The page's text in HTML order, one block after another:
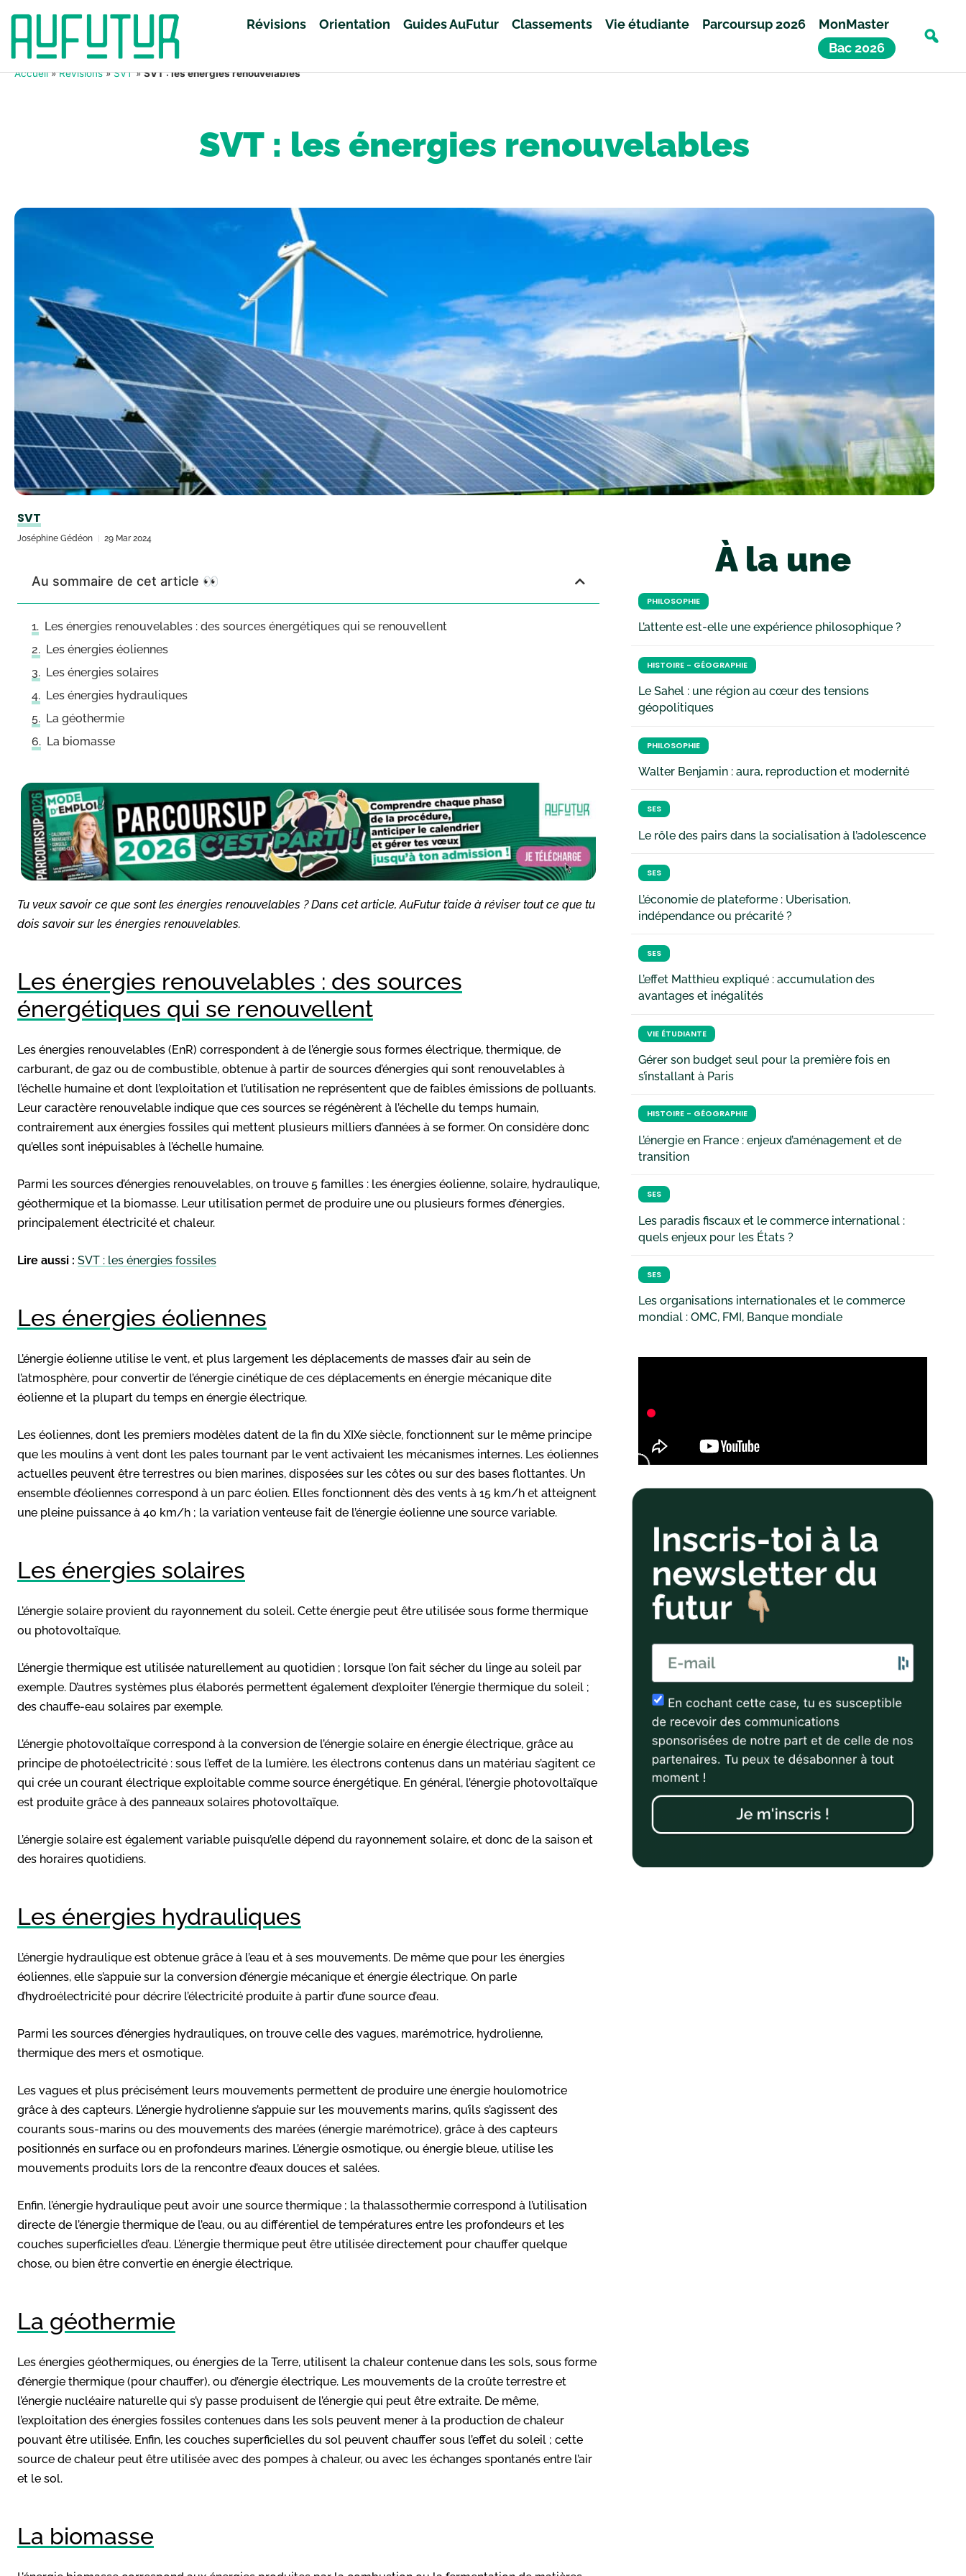
Révisions Orientation Guides AuFutur Classements Vie étudiante Parcoursup 2026
MonMaster
Bac 2026
Accueil»Révisions»SVT»SVT : les énergies renouvelables
SVT : les énergies renouvelables
SVT
Joséphine Gédéon 29 Mar 2024
Au sommaire de cet article 👀
Les énergies renouvelables : des sources énergétiques qui se renouvellent
Les énergies éoliennes
Les énergies solaires
Les énergies hydrauliques
La géothermie
La biomasse
Tu veux savoir ce que sont les énergies renouvelables ? Dans cet article, AuFutur t’aide à réviser tout ce que tu
dois savoir sur les énergies renouvelables.
Les énergies renouvelables : des sources
énergétiques qui se renouvellent
Les énergies renouvelables (EnR) correspondent à de l’énergie sous formes électrique, thermique, de
carburant, de gaz ou de combustible, obtenue à partir de sources d’énergies qui sont renouvelables à
l’échelle humaine et dont l’exploitation et l’utilisation ne représentent que de faibles émissions de polluants.
Leur caractère renouvelable indique que ces sources se régénèrent à l’échelle du temps humain,
contrairement aux énergies fossiles qui mettent plusieurs milliers d’années à se former. On considère donc
qu’elles sont inépuisables à l’échelle humaine.
Parmi les sources d’énergies renouvelables, on trouve 5 familles : les énergies éolienne, solaire, hydraulique,
géothermique et la biomasse. Leur utilisation permet de produire une ou plusieurs formes d’énergies,
principalement électricité et chaleur.
Lire aussi : SVT : les énergies fossiles
Les énergies éoliennes
L’énergie éolienne utilise le vent, et plus largement les déplacements de masses d’air au sein de
l’atmosphère, pour convertir de l’énergie cinétique de ces déplacements en énergie mécanique dite
éolienne et la plupart du temps en énergie électrique.
Les éoliennes, dont les premiers modèles datent de la fin du XIXe siècle, fonctionnent sur le même principe
que les moulins à vent dont les pales tournant par le vent activaient les mécanismes internes. Les éoliennes
actuelles peuvent être terrestres ou bien marines, disposées sur les côtes ou sur des bases flottantes. Un
ensemble d’éoliennes correspond à un parc éolien. Elles fonctionnent dès des vents à 15 km/h et atteignent
une pleine puissance à 40 km/h ; la variation venteuse fait de l’énergie éolienne une source variable.
Les énergies solaires
L’énergie solaire provient du rayonnement du soleil. Cette énergie peut être utilisée sous forme thermique
ou photovoltaïque.
L’énergie thermique est utilisée naturellement au quotidien ; lorsque l’on fait sécher du linge au soleil par
exemple. D’autres systèmes plus élaborés permettent également d’exploiter l’énergie thermique du soleil ;
des chauffe-eau solaires par exemple.
L’énergie photovoltaïque correspond à la conversion de l’énergie solaire en énergie électrique, grâce au
principe de photoélectricité : sous l’effet de la lumière, les électrons contenus dans un matériau s’agitent ce
qui crée un courant électrique exploitable comme source énergétique. En général, l’énergie photovoltaïque
est produite grâce à des panneaux solaires photovoltaïque.
L’énergie solaire est également variable puisqu’elle dépend du rayonnement solaire, et donc de la saison et
des horaires quotidiens.
Les énergies hydrauliques
L’énergie hydraulique est obtenue grâce à l’eau et à ses mouvements. De même que pour les énergies
éoliennes, elle s’appuie sur la conversion d’énergie mécanique et énergie électrique. On parle
d’hydroélectricité pour décrire l’électricité produite à partir d’une source d’eau.
Parmi les sources d’énergies hydrauliques, on trouve celle des vagues, marémotrice, hydrolienne,
thermique des mers et osmotique.
Les vagues et plus précisément leurs mouvements permettent de produire une énergie houlomotrice
grâce à des capteurs. L’énergie hydrolienne s’appuie sur les mouvements marins, qu’ils s’agissent des
courants sous-marins ou des mouvements des marées (énergie marémotrice), grâce à des capteurs
positionnés en surface ou en profondeurs marines. L’énergie osmotique, ou énergie bleue, utilise les
mouvements produits lors de la rencontre d’eaux douces et salées.
Enfin, l’énergie hydraulique peut avoir une source thermique ; la thalassothermie correspond à l’utilisation
directe de l’énergie thermique de l’eau, ou au différentiel de températures entre les profondeurs et les
couches superficielles d’eau. L’énergie thermique peut être utilisée directement pour chauffer quelque
chose, ou bien être convertie en énergie électrique.
La géothermie
Les énergies géothermiques, ou énergies de la Terre, utilisent la chaleur contenue dans les sols, sous forme
d’énergie thermique (pour chauffer), ou d’énergie électrique. Les mouvements de la croûte terrestre et
l’énergie nucléaire naturelle qui s’y passe produisent de l’énergie qui peut être extraite. De même,
l’exploitation des énergies fossiles contenues dans les sols peuvent mener à la production de chaleur
pouvant être utilisée. Enfin, les couches superficielles du sol peuvent chauffer sous l’effet du soleil ; cette
source de chaleur peut être utilisée avec des pompes à chaleur, ou avec les échanges spontanés entre l’air
et le sol.
La biomasse
À la une
PHILOSOPHIE
L’attente est-elle une expérience philosophique ?
HISTOIRE - GÉOGRAPHIE
Le Sahel : une région au cœur des tensions
géopolitiques
PHILOSOPHIE
Walter Benjamin : aura, reproduction et modernité
SES
Le rôle des pairs dans la socialisation à l’adolescence
SES
L’économie de plateforme : Uberisation,
indépendance ou précarité ?
SES
L’effet Matthieu expliqué : accumulation des
avantages et inégalités
VIE ÉTUDIANTE
Gérer son budget seul pour la première fois en
s’installant à Paris
HISTOIRE - GÉOGRAPHIE
L’énergie en France : enjeux d’aménagement et de
transition
SES
Les paradis fiscaux et le commerce international :
quels enjeux pour les États ?
SES
Les organisations internationales et le commerce
mondial : OMC, FMI, Banque mondiale